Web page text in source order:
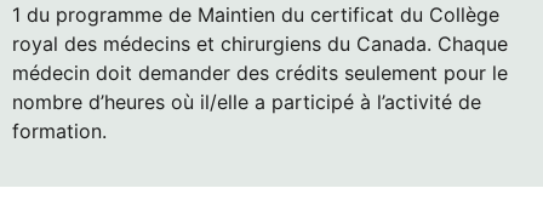
1 du programme de Maintien du certificat du Collège
royal des médecins et chirurgiens du Canada. Chaque
médecin doit demander des crédits seulement pour le
nombre d’heures où il/elle a participé à l’activité de
formation.